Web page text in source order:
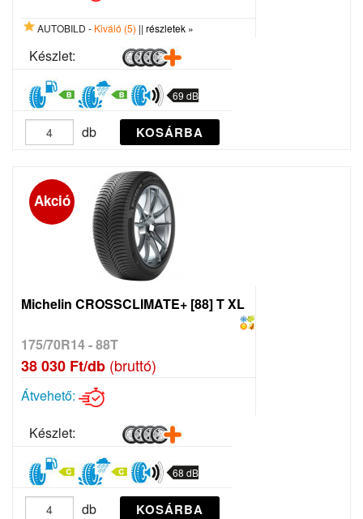
AUTOBILD - Kiváló (5) || részletek »
Készlet:
69 dB
db KOSÁRBA
Akció
Michelin CROSSCLIMATE+ [88] T XL
175/70R14 - 88T
38 030 Ft/db (bruttó)
Átvehető:
Készlet:
68 dB
db KOSÁRBA